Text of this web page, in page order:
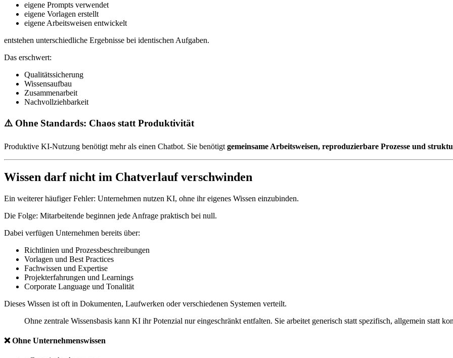
eigene Prompts verwendet
eigene Vorlagen erstellt
eigene Arbeitsweisen entwickelt
entstehen unterschiedliche Ergebnisse bei identischen Aufgaben.
Das erschwert:
Qualitätssicherung
Wissensaufbau
Zusammenarbeit
Nachvollziehbarkeit
⚠️ Ohne Standards: Chaos statt Produktivität
Produktive KI-Nutzung benötigt mehr als einen Chatbot. Sie benötigt gemeinsame Arbeitsweisen, reproduzierbare Prozesse und
Wissen darf nicht im Chatverlauf verschwinden
Ein weiterer häufiger Fehler: Unternehmen nutzen KI, ohne ihr eigenes Wissen einzubinden.
Die Folge: Mitarbeitende beginnen jede Anfrage praktisch bei null.
Dabei verfügen Unternehmen bereits über:
Richtlinien und Prozessbeschreibungen
Vorlagen und Best Practices
Fachwissen und Expertise
Projekterfahrungen und Learnings
Corporate Language und Tonalität
Dieses Wissen ist oft in Dokumenten, Laufwerken oder verschiedenen Systemen verteilt.
Ohne zentrale Wissensbasis kann KI ihr Potenzial nur eingeschränkt entfalten. Sie arbeitet generisch statt spezifisch, allgemein statt
❌ Ohne Unternehmenswissen